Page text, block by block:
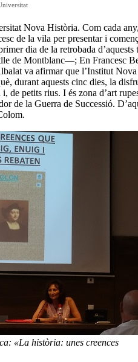
Nova Història. Com cada
de la vila per presentar i
dia de la retrobada
de Montblanc―; En Francesc
va afirmar que l’Institut
durant aquests cinc dies, la
de petits rius. I és zona d’art
de la Guerra de Successió.
«La història: unes creences